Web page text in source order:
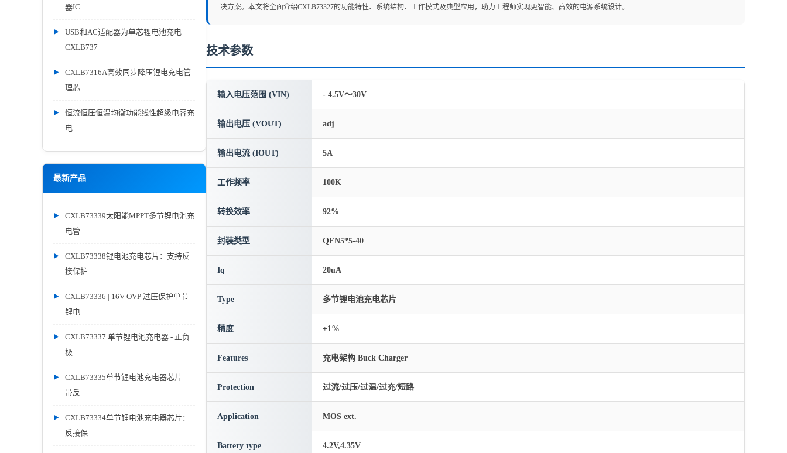
器IC
USB和AC适配器为单芯锂电池充电
CXLB737
CXLB7316A高效同步降压锂电充电管
理芯
恒流恒压恒温均衡功能线性超级电容充
电
最新产品
CXLB73339太阳能MPPT多节锂电池充
电管
CXLB73338锂电池充电芯片：支持反
接保护
CXLB73336 | 16V OVP 过压保护单节
锂电
CXLB73337 单节锂电池充电器 - 正负
极
CXLB73335单节锂电池充电器芯片 -
带反
CXLB73334单节锂电池充电器芯片：
反接保
决方案。本文将全面介绍CXLB73327的功能特性、系统结构、工作模式及典型应用，助力工程师实现更智能、高效的电源系统设计。
技术参数
输入电压范围 (VIN) - 4.5V～30V
输出电压 (VOUT) adj
输出电流 (IOUT) 5A
工作频率 100K
转换效率 92%
封装类型 QFN5*5-40
Iq 20uA
Type 多节锂电池充电芯片
精度 ±1%
Features 充电架构 Buck Charger
Protection 过流/过压/过温/过充/短路
Application MOS ext.
Battery type 4.2V,4.35V